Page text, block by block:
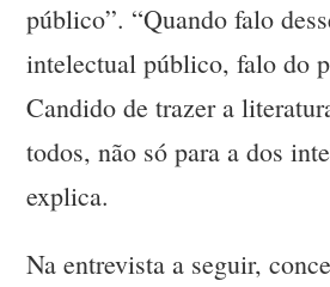
público”. “Quando falo
intelectual público, falo do
Candido de trazer a
todos, não só para a dos
explica.
Na entrevista a seguir,